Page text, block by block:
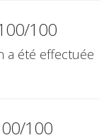
100
a été effectuée
100